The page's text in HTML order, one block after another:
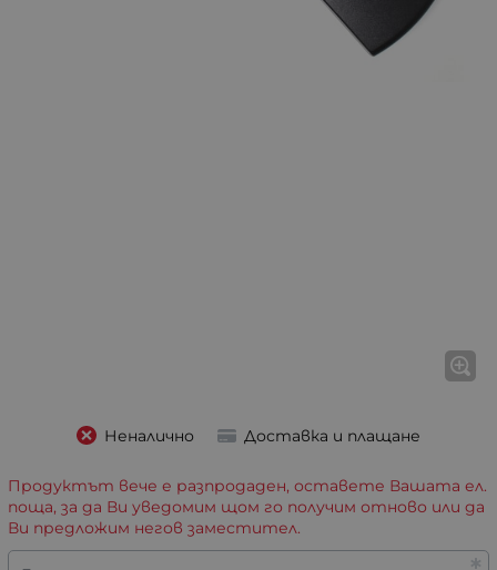
Неналично Доставка и плащане
Продуктът вече е разпродаден, оставете Вашата ел.
поща, за да Ви уведомим щом го получим отново или да
Ви предложим негов заместител.